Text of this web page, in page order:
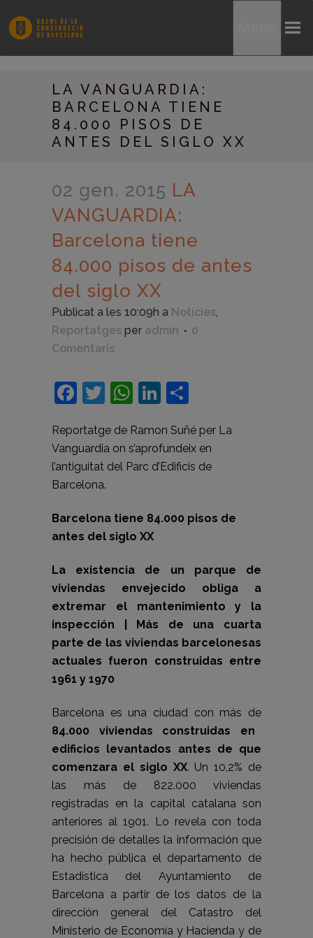
LA VANGUARDIA:
BARCELONA TIENE
84.000 PISOS DE
ANTES DEL SIGLO XX
02 gen. 2015 LA
VANGUARDIA:
Barcelona tiene
84.000 pisos de antes
del siglo XX
Publicat a les 10:09h a Notícies,
Reportatges per admin
0
Comentaris
Facebook
Twitter
WhatsApp
LinkedIn
Reportatge de Ramon Suñé per La
Vanguardia on s’aprofundeix en
l’antiguitat del Parc d’Edificis de
Barcelona.
Barcelona tiene 84.000 pisos de
antes del siglo XX
La existencia de un parque de
viviendas envejecido obliga a
extremar el mantenimiento y la
inspección | Más de una cuarta
parte de las viviendas barcelonesas
actuales fueron construidas entre
1961 y 1970
Barcelona es una ciudad con más de
84.000 viviendas construidas en
edificios levantados antes de que
comenzara el siglo XX. Un 10,2% de
las más de 822.000 viviendas
registradas en la capital catalana son
anteriores al 1901. Lo revela con toda
precisión de detalles la información que
ha hecho pública el departamento de
Estadística del Ayuntamiento de
Barcelona a partir de los datos de la
dirección general del Catastro del
Ministerio de Economía y Hacienda y de